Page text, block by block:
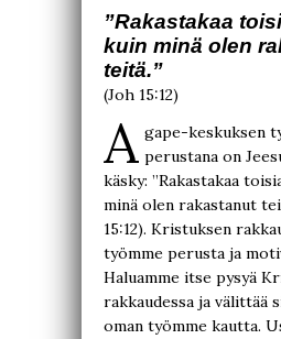
”Rakastakaa
kuin minä olen
teitä.”
(Joh 15:12)
A gape-keskuksen
perustana on
käsky: ”Rakastakaa
minä olen rakastanut
15:12). Kristuksen
työmme perusta ja
Haluamme itse pysyä
rakkaudessa ja välittää
oman työmme kautta.